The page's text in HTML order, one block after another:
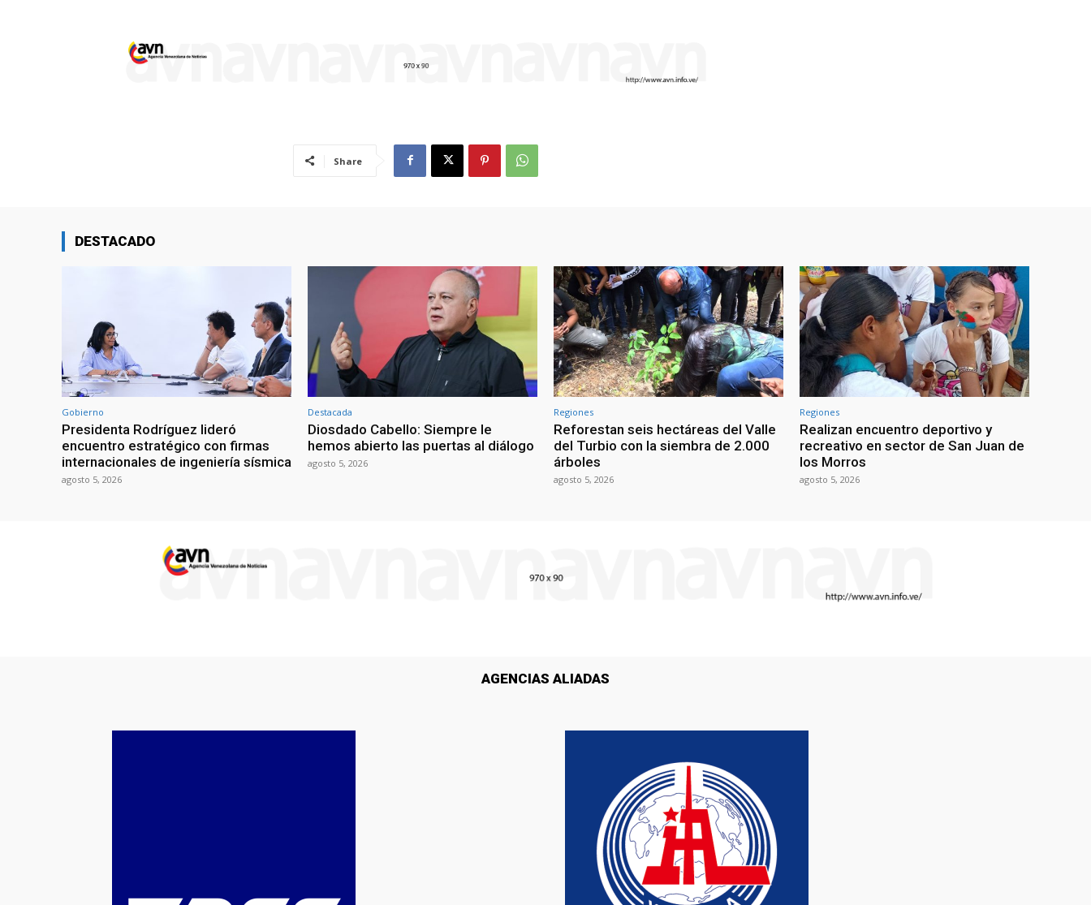
Share
DESTACADO
Gobierno
Presidenta Rodríguez lideró
encuentro estratégico con firmas
internacionales de ingeniería sísmica
agosto 5, 2026
Destacada
Diosdado Cabello: Siempre le
hemos abierto las puertas al diálogo
agosto 5, 2026
Regiones
Reforestan seis hectáreas del Valle
del Turbio con la siembra de 2.000
árboles
agosto 5, 2026
Regiones
Realizan encuentro deportivo y
recreativo en sector de San Juan de
los Morros
agosto 5, 2026
AGENCIAS ALIADAS